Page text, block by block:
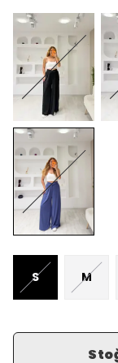
S M